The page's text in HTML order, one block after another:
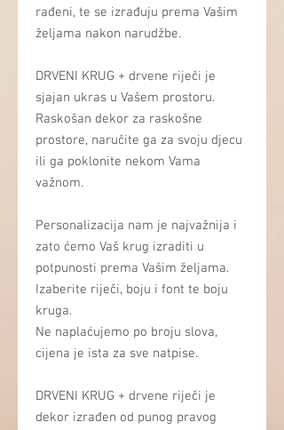
rađeni, te se izrađuju prema Vašim
željama nakon narudžbe.
DRVENI KRUG + drvene riječi je
sjajan ukras u Vašem prostoru.
Raskošan dekor za raskošne
prostore, naručite ga za svoju djecu
ili ga poklonite nekom Vama
važnom.
Personalizacija nam je najvažnija i
zato ćemo Vaš krug izraditi u
potpunosti prema Vašim željama.
Izaberite riječi, boju i font te boju
kruga.
Ne naplaćujemo po broju slova,
cijena je ista za sve natpise.
DRVENI KRUG + drvene riječi je
dekor izrađen od punog pravog